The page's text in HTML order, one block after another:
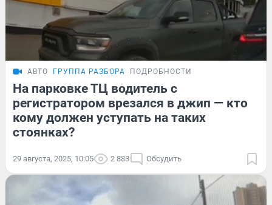
АВТО ГРУППА РАЗБОРА ПОДРОБНОСТИ
На парковке ТЦ водитель с
регистратором врезался в джип — кто
кому должен уступать на таких
стоянках?
29 августа, 2025, 10:05 2 883 Обсудить